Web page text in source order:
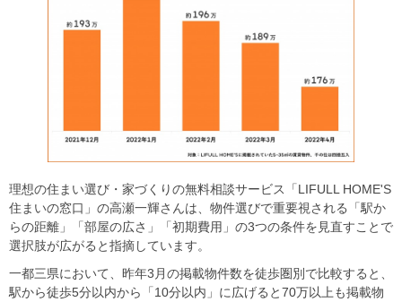
理想の住まい選び・家づくりの無料相談サービス「LIFULL HOME'S
住まいの窓口」の高瀬一輝さんは、物件選びで重要視される「駅か
らの距離」「部屋の広さ」「初期費用」の3つの条件を見直すことで
選択肢が広がると指摘しています。
一都三県において、昨年3月の掲載物件数を徒歩圏別で比較すると、
駅から徒歩5分以内から「10分以内」に広げると70万以上も掲載物